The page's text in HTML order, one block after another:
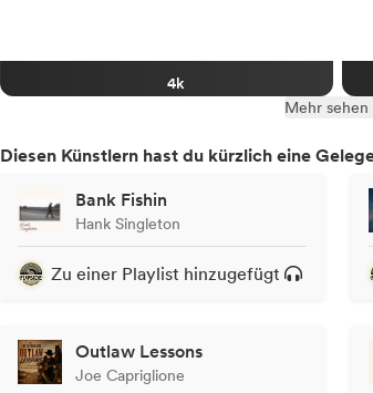
4k
Mehr sehen
Diesen Künstlern hast du kürzlich eine
Bank Fishin
Hank Singleton
Zu einer Playlist hinzugefügt
Outlaw Lessons
Joe Capriglione